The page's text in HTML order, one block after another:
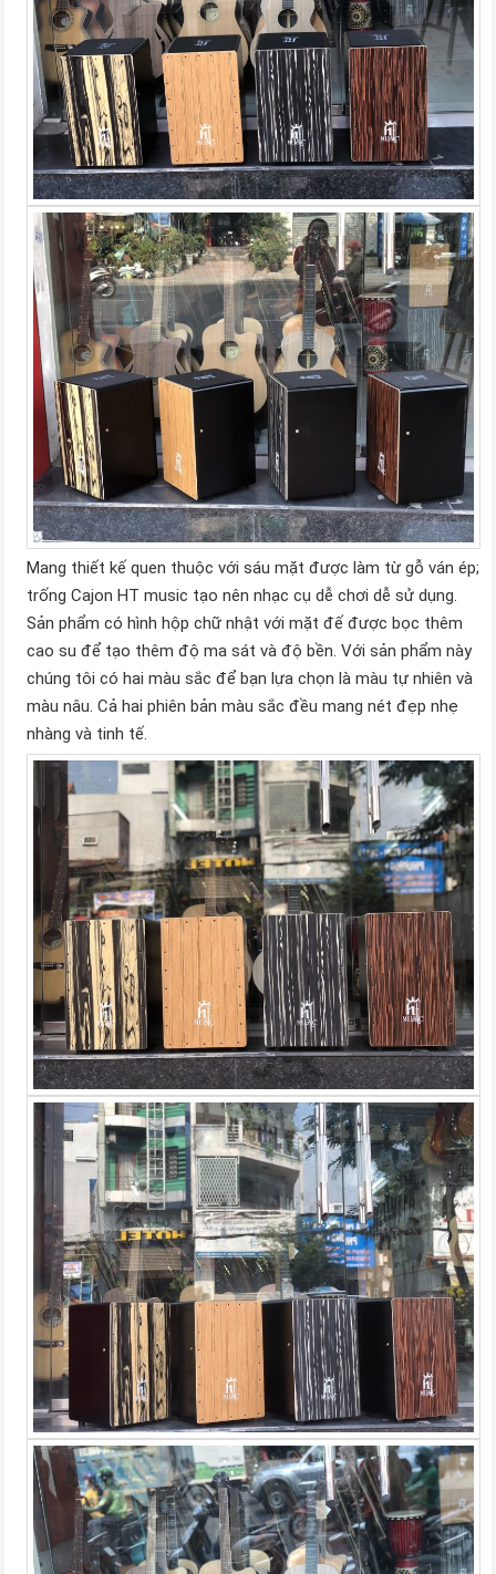
Mang thiết kế quen thuộc với sáu mặt được làm từ gỗ ván ép;
trống Cajon HT music tạo nên nhạc cụ dễ chơi dễ sử dụng.
Sản phẩm có hình hộp chữ nhật với mặt đế được bọc thêm
cao su để tạo thêm độ ma sát và độ bền. Với sản phẩm này
chúng tôi có hai màu sắc để bạn lựa chọn là màu tự nhiên và
màu nâu. Cả hai phiên bản màu sắc đều mang nét đẹp nhẹ
nhàng và tinh tế.